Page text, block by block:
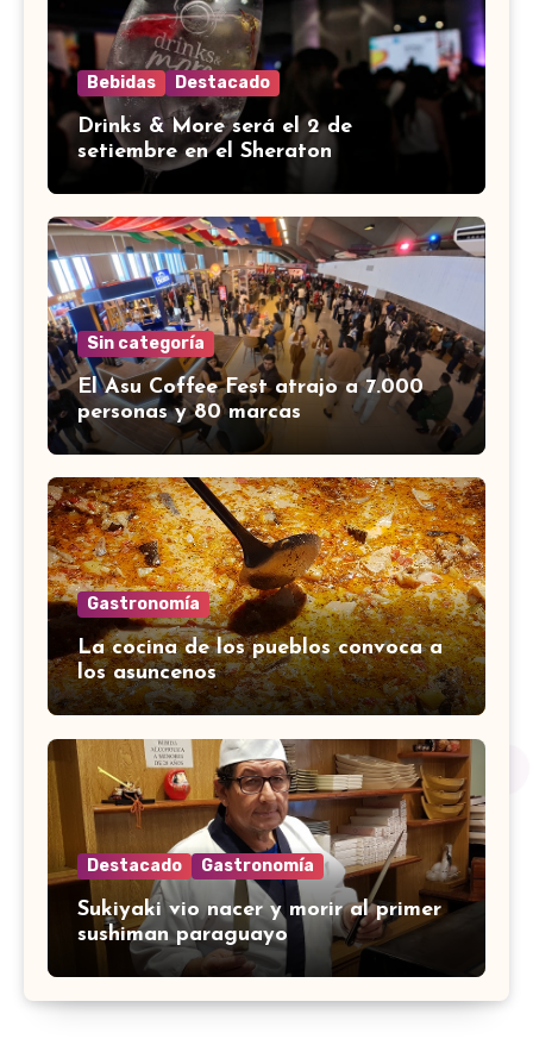
Bebidas Destacado
Drinks & More será el 2 de
setiembre en el Sheraton
Sin categoría
El Asu Coffee Fest atrajo a 7.000
personas y 80 marcas
Gastronomía
La cocina de los pueblos convoca a
los asuncenos
Destacado Gastronomía
Sukiyaki vio nacer y morir al primer
sushiman paraguayo